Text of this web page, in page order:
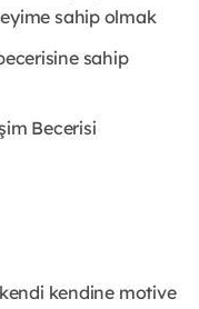
sahip olmak
sahip
Becerisi
kendine motive